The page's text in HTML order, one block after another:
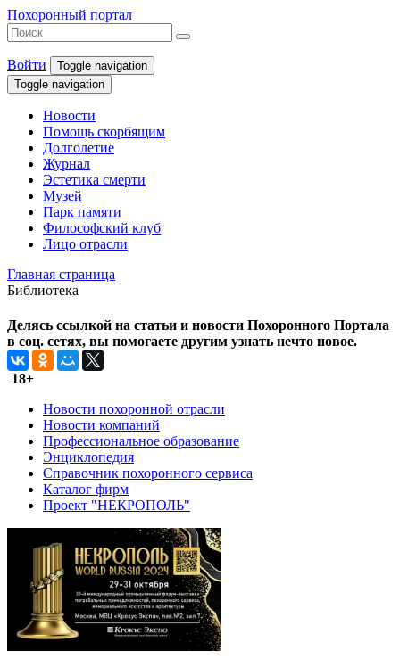
Похоронный портал
Войти
Toggle navigation
Toggle navigation
Новости
Помощь скорбящим
Долголетие
Журнал
Эстетика смерти
Музей
Парк памяти
Философский клуб
Лицо отрасли
Главная страница
Библиотека
Делясь ссылкой на статьи и новости Похоронного Портала
в соц. сетях, вы помогаете другим узнать нечто новое.
18+
Новости похоронной отрасли
Новости компаний
Профессиональное образование
Энциклопедия
Справочник похоронного сервиса
Каталог фирм
Проект "НЕКРОПОЛЬ"